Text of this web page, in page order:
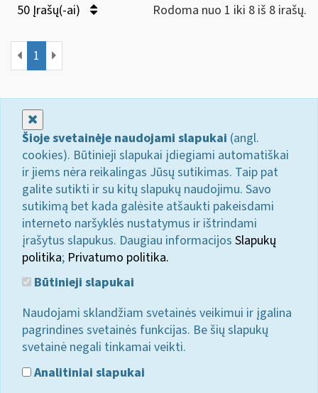
50 Įrašų(-ai) Rodoma nuo 1 iki 8 iš 8 irašų.
1
Šioje svetainėje naudojami slapukai (angl.
cookies). Būtinieji slapukai įdiegiami automatiškai
ir jiems nėra reikalingas Jūsų sutikimas. Taip pat
galite sutikti ir su kitų slapukų naudojimu. Savo
sutikimą bet kada galėsite atšaukti pakeisdami
interneto naršyklės nustatymus ir ištrindami
įrašytus slapukus. Daugiau informacijos Slapukų
politika; Privatumo politika.
Būtinieji slapukai
Naudojami sklandžiam svetainės veikimui ir įgalina
pagrindines svetainės funkcijas. Be šių slapukų
svetainė negali tinkamai veikti.
Analitiniai slapukai